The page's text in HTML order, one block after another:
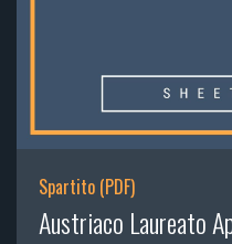
Spartito (PDF)
Austriaco Laureato